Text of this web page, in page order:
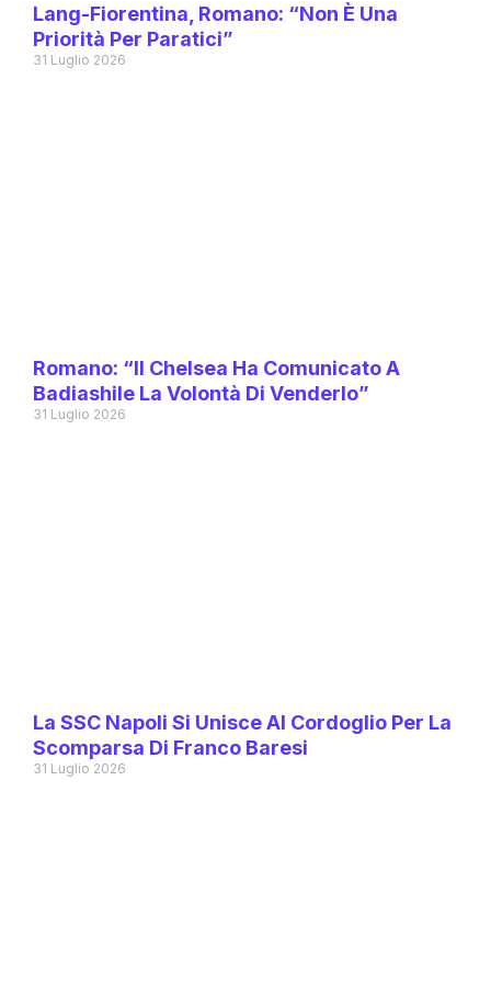
Lang-Fiorentina, Romano: “Non È Una
Priorità Per Paratici”
31 Luglio 2026
Romano: “Il Chelsea Ha Comunicato A
Badiashile La Volontà Di Venderlo”
31 Luglio 2026
La SSC Napoli Si Unisce Al Cordoglio Per La
Scomparsa Di Franco Baresi
31 Luglio 2026